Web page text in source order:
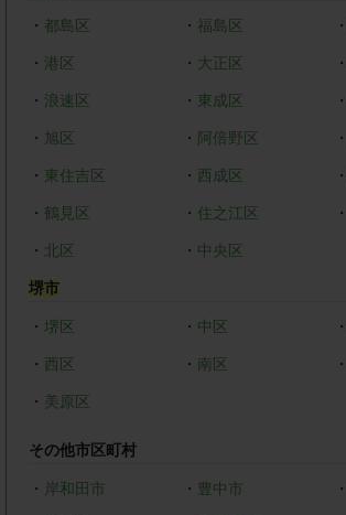
・ 都島区 ・ 福島区 ・
・ 港区 ・ 大正区 ・
・ 浪速区 ・ 東成区 ・
・ 旭区 ・ 阿倍野区 ・
・ 東住吉区 ・ 西成区 ・
・ 鶴見区 ・ 住之江区
・ 北区 ・ 中央区
堺市
・ 堺区 ・ 中区 ・
・ 西区 ・ 南区 ・
・ 美原区
その他市区町村
・ 岸和田市 ・ 豊中市 ・